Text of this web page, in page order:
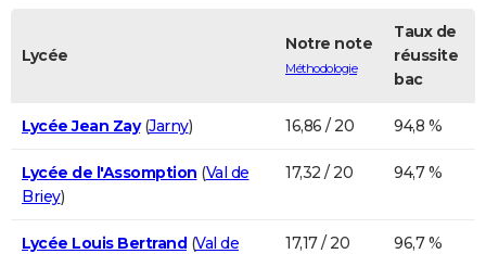
Lycée
Notre note
Méthodologie
Taux de
réussite
bac
Lycée Jean Zay(Jarny) 16,86 / 20 94,8 %
Lycée de l'Assomption (Val de
Briey)
17,32 / 20 94,7 %
Lycée Louis Bertrand(Val de
17,17 / 20 96,7 %